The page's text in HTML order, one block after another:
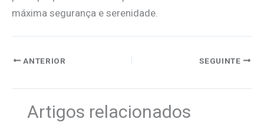
máxima segurança e serenidade.
ANTERIOR SEGUINTE
Artigos relacionados